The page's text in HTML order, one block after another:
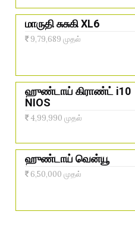
மாருதி சுசுகி XL6
9,79,689 முதல்
ஹுண்டாய் கிராண்ட் i10
NIOS
4,99,990 முதல்
ஹுண்டாய் வென்யூ
6,50,000 முதல்